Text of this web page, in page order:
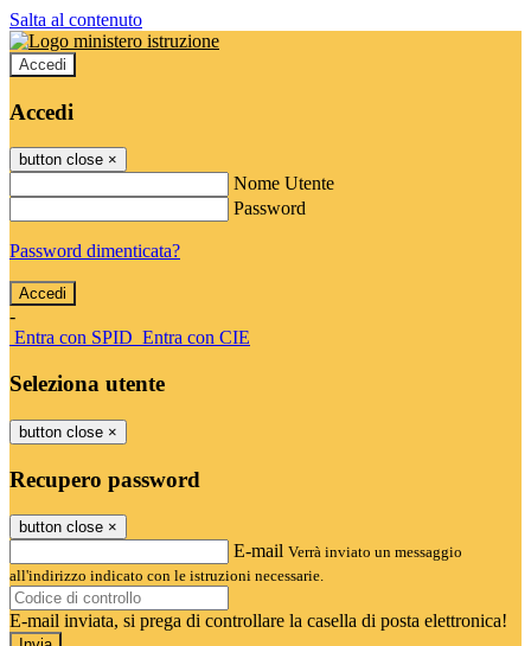
Salta al contenuto
Accedi
Accedi
button close ×
Nome Utente
Password
Password dimenticata?
-
Entra con SPID Entra con CIE
Seleziona utente
button close ×
Recupero password
button close ×
E-mail Verrà inviato un messaggio
all'indirizzo indicato con le istruzioni necessarie.
E-mail inviata, si prega di controllare la casella di posta elettronica!